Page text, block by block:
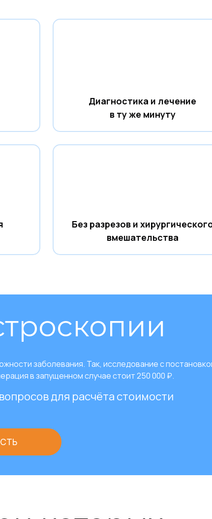
Диагностика и лечение
в ту же минуту
Без разрезов и
вмешательства
заболевания. Так, исследование с
в запущенном случае стоит 250 000 ₽.
для расчёта стоимости